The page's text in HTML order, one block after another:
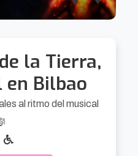
la Tierra,
Bilbao
al ritmo del musical